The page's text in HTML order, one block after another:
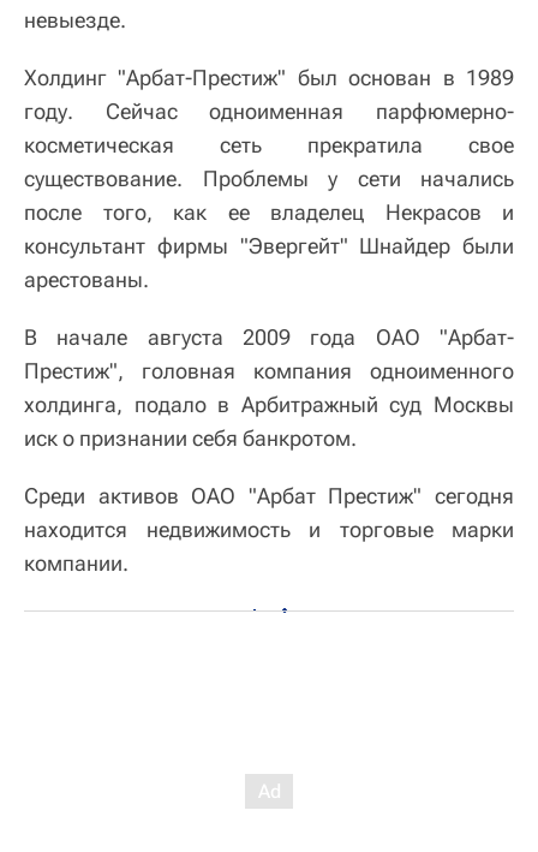
невыезде.
Холдинг "Арбат-Престиж" был основан в 1989
году. Сейчас одноименная парфюмерно-
косметическая сеть прекратила свое
существование. Проблемы у сети начались
после того, как ее владелец Некрасов и
консультант фирмы "Эвергейт" Шнайдер были
арестованы.
В начале августа 2009 года ОАО "Арбат-
Престиж", головная компания одноименного
холдинга, подало в Арбитражный суд Москвы
иск о признании себя банкротом.
Среди активов ОАО "Арбат Престиж" сегодня
находится недвижимость и торговые марки
компании.